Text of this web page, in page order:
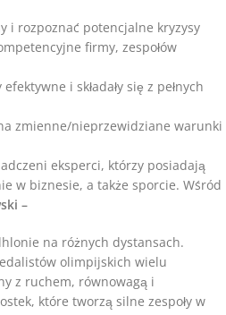
i rozpoznać potencjalne kryzysy
firmy, zespołów
i składały się z pełnych
zmienne/nieprzewidziane warunki
eksperci, którzy posiadają
w biznesie, a także sporcie. Wśród
–
na różnych dystansach.
olimpijskich wielu
z ruchem, równowagą i
które tworzą silne zespoły w